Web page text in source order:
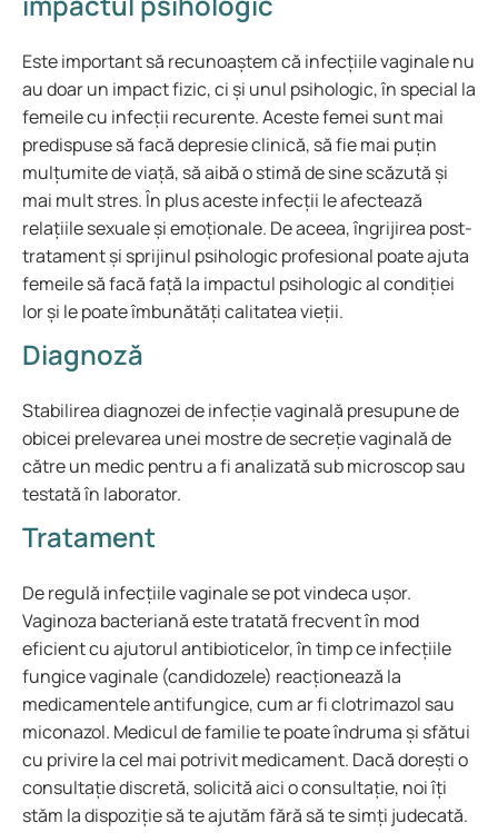
Este important să recunoaștem că infecțiile vaginale nu
au doar un impact fizic, ci și unul psihologic, în special la
femeile cu infecții recurente. Aceste femei sunt mai
predispuse să facă depresie clinică, să fie mai puțin
mulțumite de viață, să aibă o stimă de sine scăzută și
mai mult stres. În plus aceste infecții le afectează
relațiile sexuale și emoționale. De aceea, îngrijirea post-
tratament și sprijinul psihologic profesional poate ajuta
femeile să facă față la impactul psihologic al condiției
lor și le poate îmbunătăți calitatea vieții.
Diagnoză
Stabilirea diagnozei de infecție vaginală presupune de
obicei prelevarea unei mostre de secreție vaginală de
către un medic pentru a fi analizată sub microscop sau
testată în laborator.
Tratament
De regulă infecțiile vaginale se pot vindeca ușor.
Vaginoza bacteriană este tratată frecvent în mod
eficient cu ajutorul antibioticelor, în timp ce infecțiile
fungice vaginale (candidozele) reacționează la
medicamentele antifungice, cum ar fi clotrimazol sau
miconazol. Medicul de familie te poate îndruma și sfătui
cu privire la cel mai potrivit medicament. Dacă dorești o
consultație discretă, solicită aici o consultație, noi îți
stăm la dispoziție să te ajutăm fără să te simți judecată.